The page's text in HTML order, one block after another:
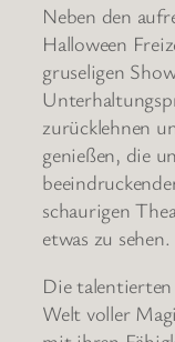
Neben den
Halloween
gruseligen
zurücklehnen
genießen, die
schaurigen
etwas zu sehen.
Die
Welt voller